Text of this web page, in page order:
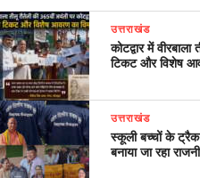
उत्तराखंड
कोटद्वार में
टिकट और विशेष
उत्तराखंड
स्कूली बच्चों के ट्रैक
बनाया जा रहा